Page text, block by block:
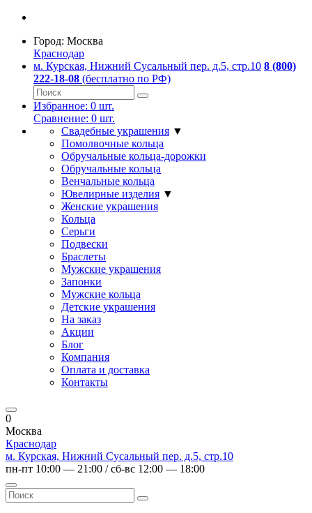
Город: Москва
Краснодар
м. Курская, Нижний Сусальный пер. д.5, стр.10 8 (800)
222-18-08 (бесплатно по РФ)
Избранное: 0 шт.
Сравнение: 0 шт.
Свадебные украшения ▼
Помолвочные кольца
Обручальные кольца-дорожки
Обручальные кольца
Венчальные кольца
Ювелирные изделия ▼
Женские украшения
Кольца
Серьги
Подвески
Браслеты
Мужские украшения
Запонки
Мужские кольца
Детские украшения
На заказ
Акции
Блог
Компания
Оплата и доставка
Контакты
0
Москва
Краснодар
м. Курская, Нижний Сусальный пер. д.5, стр.10
пн-пт 10:00 — 21:00 / сб-вс 12:00 — 18:00